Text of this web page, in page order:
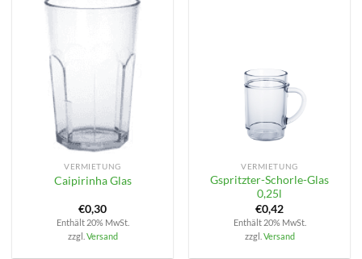
VERMIETUNG
Caipirinha Glas
€0,30
Enthält 20% MwSt.
zzgl. Versand
VERMIETUNG
Gspritzter-Schorle-Glas
0,25l
€0,42
Enthält 20% MwSt.
zzgl. Versand